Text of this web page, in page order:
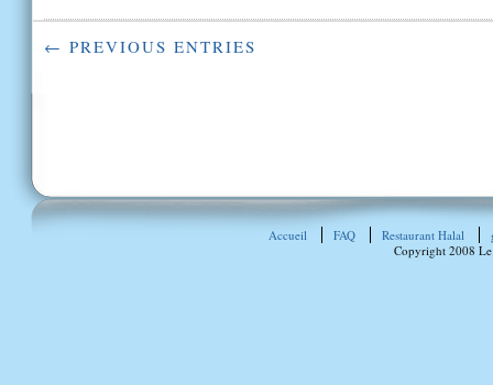
← PREVIOUS ENTRIES
Accueil FAQ Restaurant Halal
Copyright 2008